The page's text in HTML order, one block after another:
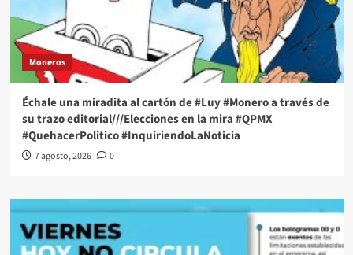
Moneros
Échale una miradita al cartón de #Luy #Monero a través de
su trazo editorial///Elecciones en la mira #QPMX
#QuehacerPolitico #InquiriendoLaNoticia
7 agosto, 2026 0